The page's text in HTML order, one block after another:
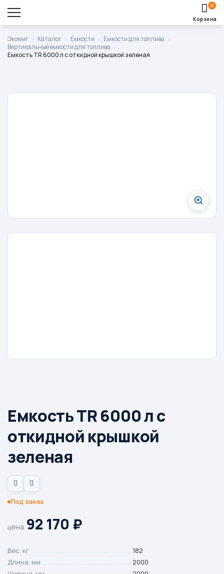
Оставить заявку
Корзина
0
Корзина пуста.
Экомиг » Каталог » Емкости » Емкости для топлива »
Вертикальные емкости для топлива »
Емкость TR 6000 л с откидной крышкой зеленая
Емкость TR 6000 л с
откидной крышкой
зеленая
Под заказ
цена 92 170 ₽
Вес, кг
182
Длина, мм
2000